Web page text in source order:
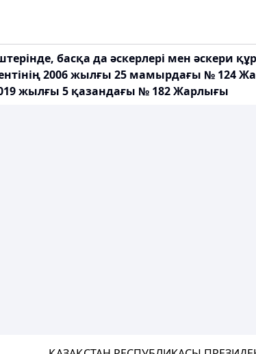
басқа да әскерлері мен әскери
2006 жылғы 25 мамырдағы № 124
жылғы 5 қазандағы № 182 Жарлығы